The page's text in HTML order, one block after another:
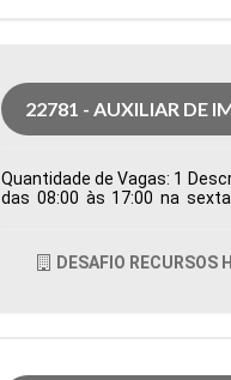
22781 - AUXILIAR DE
Quantidade de Vagas: 1
das 08:00 às 17:00 na
logísticos, como erros em
Formação Acadêmica:
DESAFIO RECURSOS